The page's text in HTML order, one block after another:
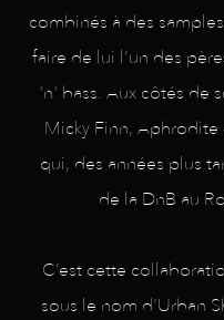
combinés à des
faire de lui l’un des
'n' bass. Aux côtés de
Micky Finn, Aphrodite
qui, des années plus
de la DnB au
C’est cette
sous le nom d’Urban